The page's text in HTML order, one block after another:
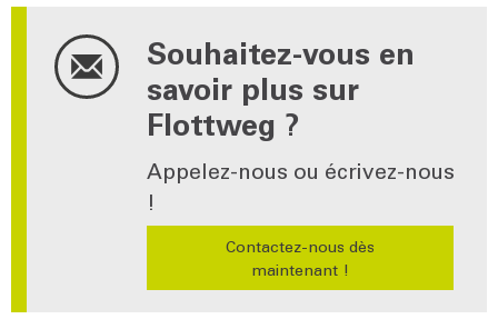
Souhaitez-vous en
savoir plus sur
Flottweg ?
Appelez-nous ou écrivez-nous
!
Contactez-nous dès
maintenant !